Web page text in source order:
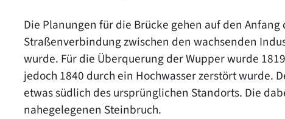
Die Planungen für die Brücke gehen auf den
Straßenverbindung zwischen den wachsenden
wurde. Für die Überquerung der Wupper wurde
jedoch 1840 durch ein Hochwasser zerstört wurde.
etwas südlich des ursprünglichen Standorts. Die
nahegelegenen Steinbruch.